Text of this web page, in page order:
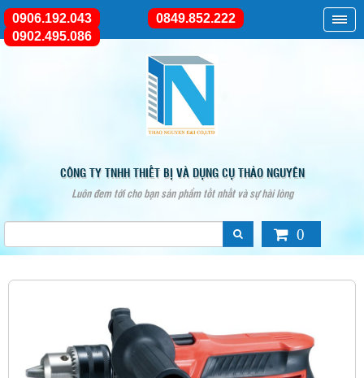
CÔNG TY TNHH THIẾT BỊ VÀ DỤNG CỤ THẢO NGUYÊN
Luôn đem tới cho bạn sản phẩm tốt nhất và sự hài lòng
0906.192.043
0849.852.222
0902.495.086
0